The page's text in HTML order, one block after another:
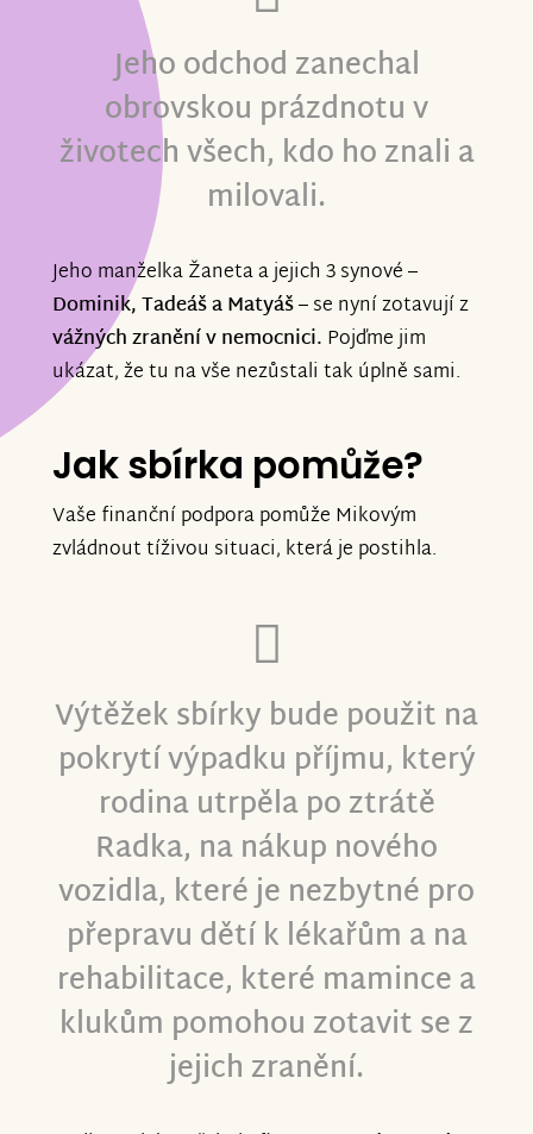
Jeho odchod zanechal
obrovskou prázdnotu v
životech všech, kdo ho znali a
milovali.
Jeho manželka Žaneta a jejich 3 synové –
Dominik, Tadeáš a Matyáš– se nyní zotavují z
vážných zranění v nemocnici. Pojďme jim
ukázat, že tu na vše nezůstali tak úplně sami.
Jak sbírka pomůže?
Vaše finanční podpora pomůže Mikovým
zvládnout tíživou situaci, která je postihla.
Výtěžek sbírky bude použit na
pokrytí výpadku příjmu, který
rodina utrpěla po ztrátě
Radka, na nákup nového
vozidla, které je nezbytné pro
přepravu dětí k lékařům a na
rehabilitace, které mamince a
klukům pomohou zotavit se z
jejich zranění.